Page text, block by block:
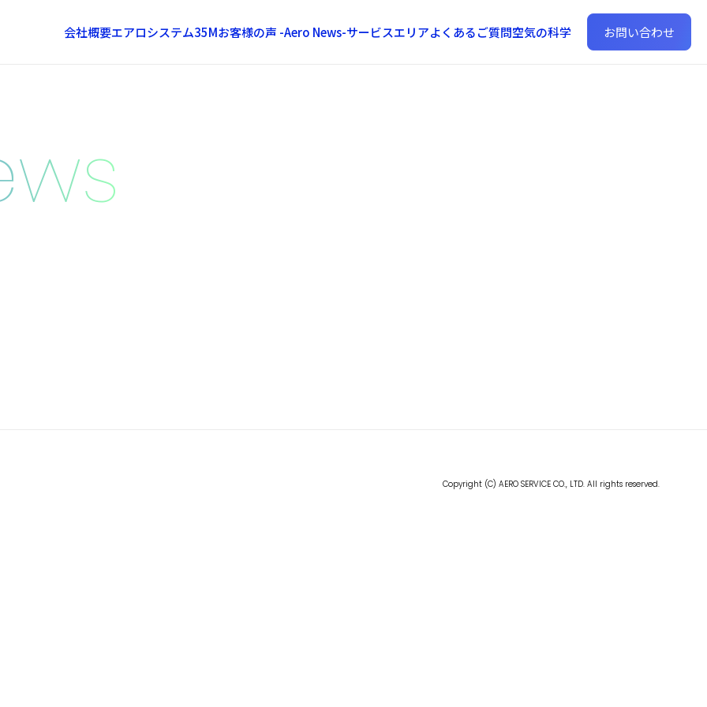
会社概要エアロシステム35Mお客様の声 -Aero News-サービスエリアよくあるご質問空気の科学 お問い合わせ
Copyright (C) AERO SERVICE CO., LTD. All rights reserved.